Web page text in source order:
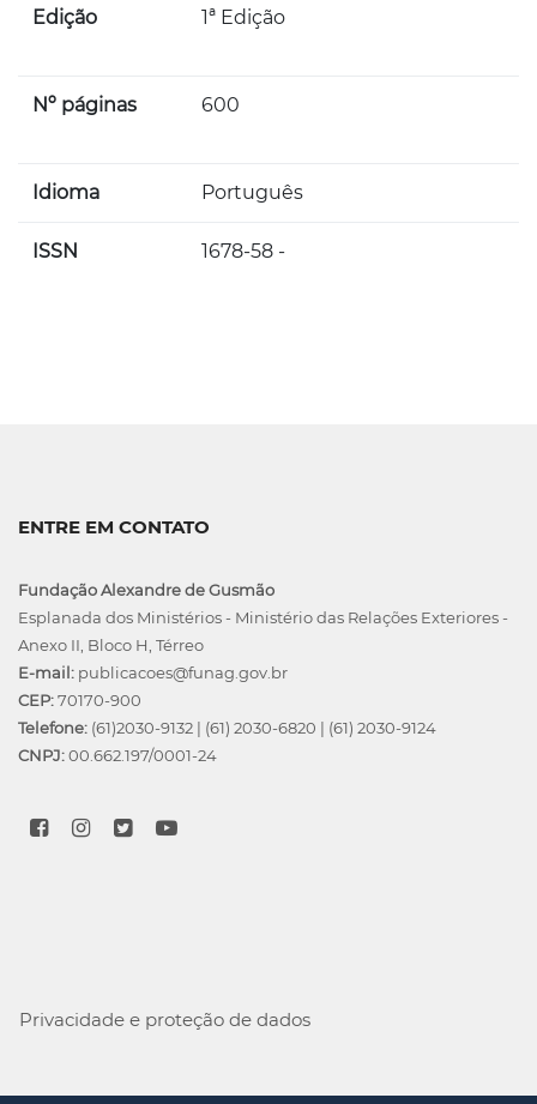
Edição 1ª Edição
Nº páginas 600
Idioma Português
ISSN 1678-58 -
ENTRE EM CONTATO
Fundação Alexandre de Gusmão
Esplanada dos Ministérios - Ministério das Relações Exteriores -
Anexo II, Bloco H, Térreo
E-mail: publicacoes@funag.gov.br
CEP:70170-900
Telefone: (61)2030-9132 | (61) 2030-6820 | (61) 2030-9124
CNPJ:00.662.197/0001-24
Privacidade e proteção de dados